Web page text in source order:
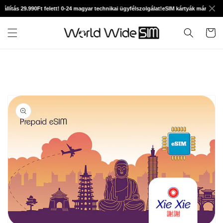
29.990Ft felett! 0-24 magyar technikai ügyfélszolgálat!eSIM kártyák már
Ugrás a
Kosár
Kihagyás, és
ugrás a
termékadatokra